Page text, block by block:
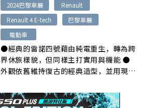
2024巴黎車展
Renault
Renault 4 E-tech
巴黎車展
電動車
●經典的雷諾四號藉由純電重生，轉為跨
界休旅樣貌，但同樣主打實用與機能 ●
外觀依舊維持復古的經典造型，並用現代